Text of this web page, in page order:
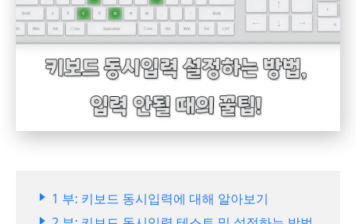
1 부: 키보드 동시입력에 대해 알아보기